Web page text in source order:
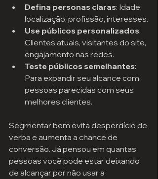
Defina personas claras: Idade,
localização, profissão, interesses.
Use públicos personalizados:
Clientes atuais, visitantes do site,
engajamento nas redes.
Teste públicos semelhantes:
Para expandir seu alcance com
pessoas parecidas com seus
melhores clientes.
Segmentar bem evita desperdício de
verba e aumenta a chance de
conversão. Já pensou em quantas
pessoas você pode estar deixando
de alcançar por não usar a